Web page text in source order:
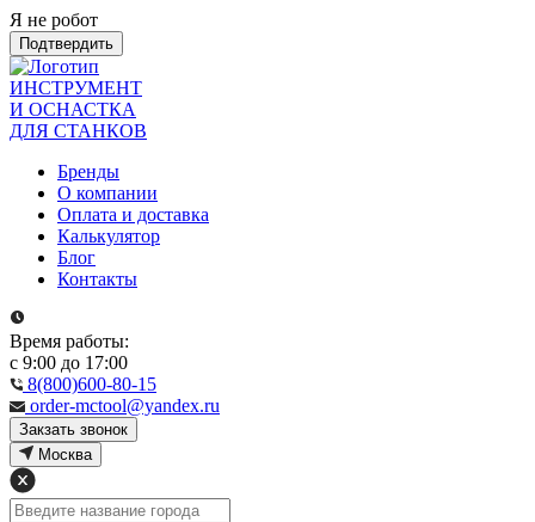
Я не робот
Подтвердить
ИНСТРУМЕНТ
И ОСНАСТКА
ДЛЯ СТАНКОВ
Бренды
О компании
Оплата и доставка
Калькулятор
Блог
Контакты
Время работы:
с 9:00 до 17:00
8(800)600-80-15
order-mctool@yandex.ru
Закзать звонок
Москва